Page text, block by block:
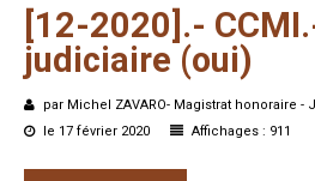
[12-2020].-
judiciaire (oui)
par Michel ZAVARO- Magistrat honoraire -
le 17 février 2020
Affichages : 911